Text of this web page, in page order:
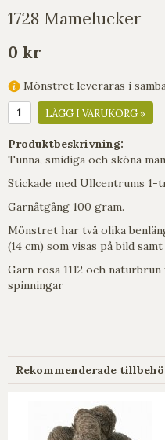
1728 Mamelucker
0 kr
Mönstret leveraras i
LÄGG I VARUKORG »
Produktbeskrivning:
Tunna, smidiga och sköna
Stickade med Ullcentrums
Garnåtgång 100 gram.
Mönstret har två olika
(14 cm) som visas på bild
Garn rosa 1112 och
spinningar
Rekommenderade